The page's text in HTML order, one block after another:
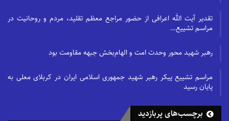
تقدیر آیت الله اعرافی از حضور مراجع معظم تقلید، مردم و روحانیت در
مراسم تشییع…
رهبر شهید محور وحدت امت و الهام‌بخش جبهه مقاومت بود
مراسم تشییع پیکر رهبر شهید جمهوری اسلامی ایران در کربلای معلی به
پایان رسید
برچسب‌های پربازدید